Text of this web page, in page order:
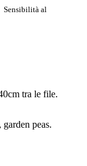
Sensibilità al
tra le file.
peas.